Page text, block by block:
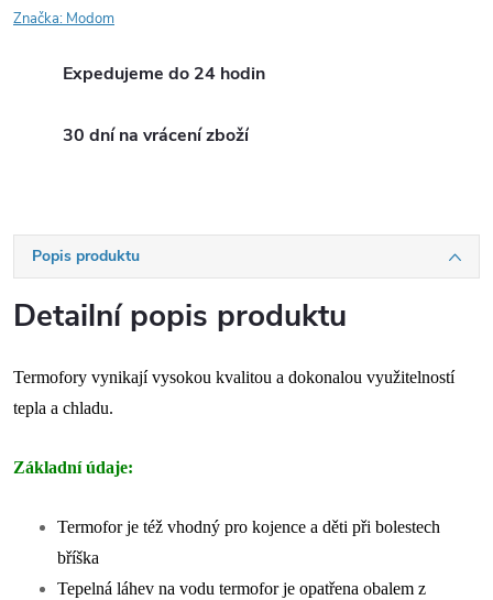
Značka: Modom
Expedujeme do 24 hodin
30 dní na vrácení zboží
Popis produktu
Detailní popis produktu
Termofory vynikají vysokou kvalitou a dokonalou využitelností
tepla a chladu.
Základní údaje:
Termofor je též vhodný pro kojence a děti při bolestech
bříška
Tepelná láhev na vodu termofor je opatřena obalem z